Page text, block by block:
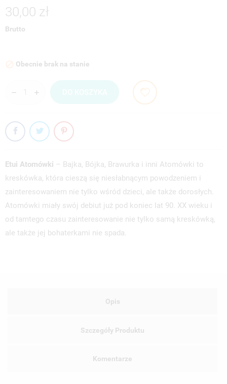
30,00 zł
Brutto
 Obecnie brak na stanie
Etui Atomówki – Bajka, Bójka, Brawurka i inni Atomówki to
kreskówka, która cieszą się niesłabnącym powodzeniem i
zainteresowaniem nie tylko wśród dzieci, ale także dorosłych.
Atomówki miały swój debiut już pod koniec lat 90. XX wieku i
od tamtego czasu zainteresowanie nie tylko samą kreskówką,
ale także jej bohaterkami nie spada.
Opis
Szczegóły Produktu
Komentarze